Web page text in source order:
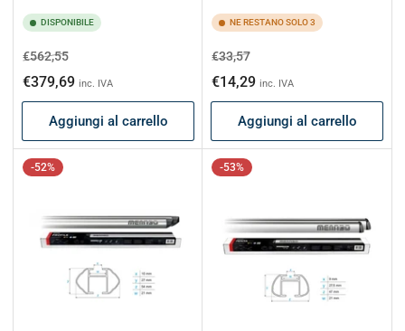
DISPONIBILE
Prezzo
di
listino
€562,55Prezzo
scontato
€379,69 inc. IVA
Aggiungi al carrello
NE RESTANO SOLO 3
Prezzo
di
listino
€33,57Prezzo
scontato
€14,29 inc. IVA
Aggiungi al carrello
-52% -53%